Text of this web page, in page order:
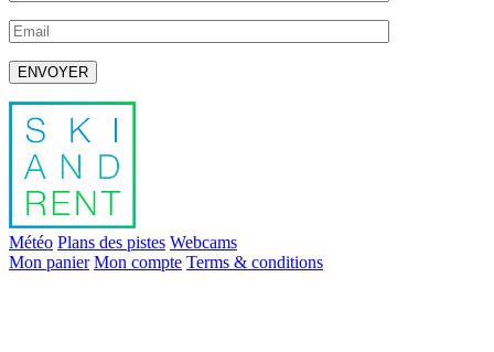
Laissez ce champ vide.
Météo Plans des pistes Webcams
Mon panier Mon compte Terms & conditions